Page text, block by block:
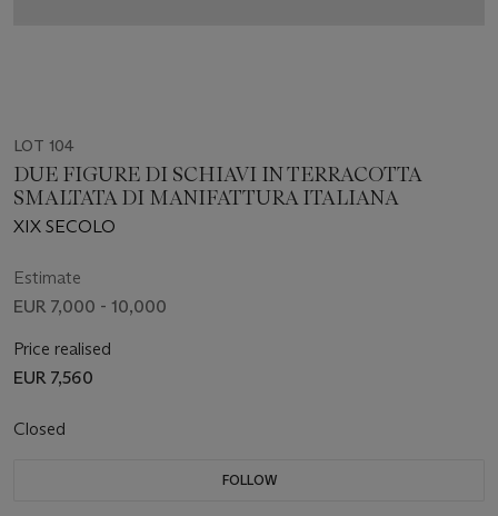
LOT 104
DUE FIGURE DI SCHIAVI IN TERRACOTTA
SMALTATA DI MANIFATTURA ITALIANA
XIX SECOLO
Estimate
EUR 7,000 - 10,000
Price realised
EUR 7,560
Closed
FOLLOW